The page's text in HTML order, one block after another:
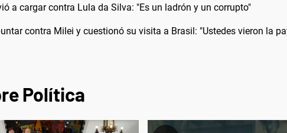
a cargar contra Lula da Silva: "Es un ladrón y un corrupto"
contra Milei y cuestionó su visita a Brasil: "Ustedes vieron la
Política